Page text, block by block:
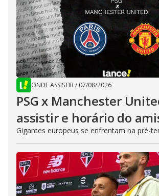
ONDE ASSISTIR/ 07/08/2026
PSG x Manchester
assistir e horário do
Gigantes europeus se enfrentam na pré-